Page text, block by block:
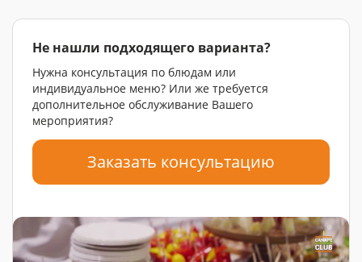
Не нашли подходящего варианта?
Нужна консультация по блюдам или
индивидуальное меню? Или же требуется
дополнительное обслуживание Вашего
мероприятия?
Заказать консультацию